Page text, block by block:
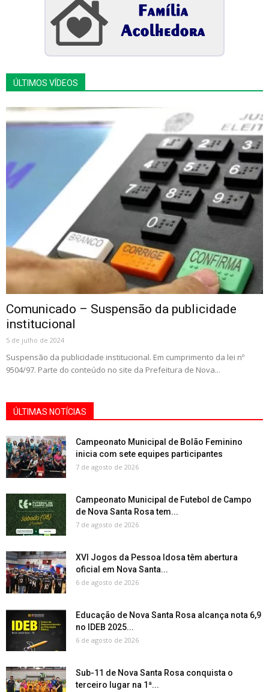
ÚLTIMOS VÍDEOS
Comunicado – Suspensão da publicidade
institucional
5 de julho de 2024
Suspensão da publicidade institucional. Em cumprimento da lei nº
9504/97. Parte do conteúdo no site da Prefeitura de Nova...
ÚLTIMAS NOTÍCIAS
Campeonato Municipal de Bolão Feminino
inicia com sete equipes participantes
7 de agosto de 2026
Campeonato Municipal de Futebol de Campo
de Nova Santa Rosa tem...
7 de agosto de 2026
XVI Jogos da Pessoa Idosa têm abertura
oficial em Nova Santa...
6 de agosto de 2026
Educação de Nova Santa Rosa alcança nota 6,9
no IDEB 2025...
6 de agosto de 2026
Sub-11 de Nova Santa Rosa conquista o
terceiro lugar na 1ª...